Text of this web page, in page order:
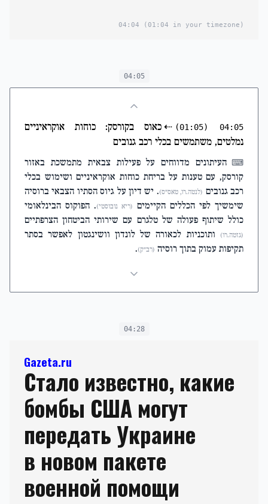
04:04 (01:04 in your timezone)
04:05
04:05
(01:05)
⇠ כאוס בקורסק: כוחות אוקראיניים
נמלטים, משתמשים בכלי רכב גנובים
⌨ העיתונים מדווחים על פעילות צבאית מתמשכת באזור
קורסק, עם טענות על בריחת כוחות אוקראיניים ושימוש בכלי
רכב גנובים (לנטה.רו, טאס"ס). יש דיון על גיוס הסתיו הצבאי ברוסיה
שימשיך לפי הכללים הקיימים (ריא נובוסטי). הפוקוס הבינלאומי
כולל שיתוף פעולה של טלגרם עם שירותי הביטחון הצרפתיים
(גזטה.רו)
ותוכניות לכאורה של לונדון וושינגטון לאפשר בסתר
תקיפות עמוק בתוך רוסיה (רב"ק).
04:28
Gazeta.ru
Стало известно, какие
бомбы США могут
передать Украине
в новом пакете
военной помощи